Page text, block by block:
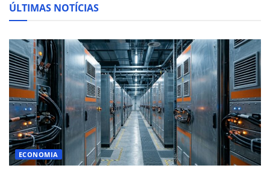
ÚLTIMAS NOTÍCIAS
ECONOMIA